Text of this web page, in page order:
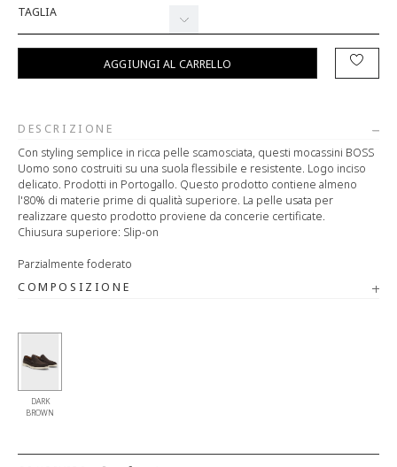
TAGLIA
AGGIUNGI AL CARRELLO
DESCRIZIONE
Con styling semplice in ricca pelle scamosciata, questi mocassini BOSS
Uomo sono costruiti su una suola flessibile e resistente. Logo inciso
delicato. Prodotti in Portogallo. Questo prodotto contiene almeno
l'80% di materie prime di qualità superiore. La pelle usata per
realizzare questo prodotto proviene da concerie certificate.
Chiusura superiore: Slip-on
Parzialmente foderato
COMPOSIZIONE
DARK
BROWN